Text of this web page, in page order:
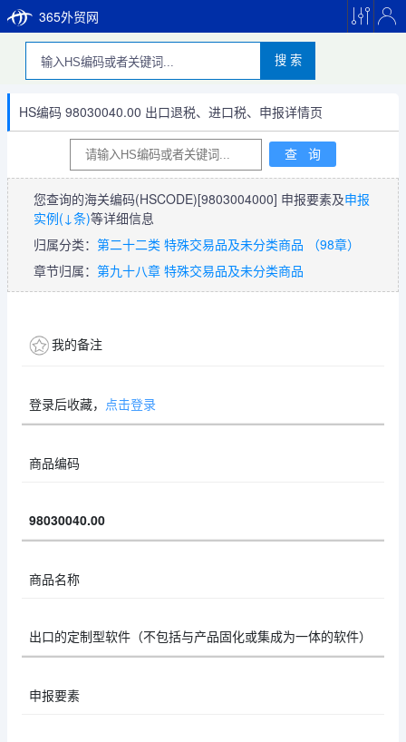
365外贸网
搜 索
HS编码 98030040.00 出口退税、进口税、申报详情页
您查询的海关编码(HSCODE)[9803004000] 申报要素及申报
实例(↓条)等详细信息
归属分类： 第二十二类 特殊交易品及未分类商品 （98章）
章节归属： 第九十八章 特殊交易品及未分类商品
我的备注
登录后收藏， 点击登录
商品编码
98030040.00
商品名称
出口的定制型软件（不包括与产品固化或集成为一体的软件）
申报要素